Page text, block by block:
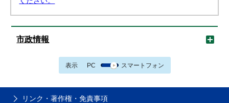
市政情報
表示 PC スマートフォン
リンク・著作権・免責事項